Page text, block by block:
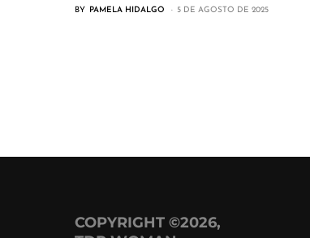
BY PAMELA HIDALGO 5 DE AGOSTO DE 2025
COPYRIGHT ©2026,